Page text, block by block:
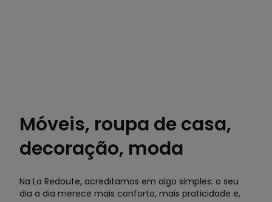
Móveis, roupa de casa,
decoração, moda
Na La Redoute, acreditamos em algo simples: o seu
dia a dia merece mais conforto, mais praticidade e,